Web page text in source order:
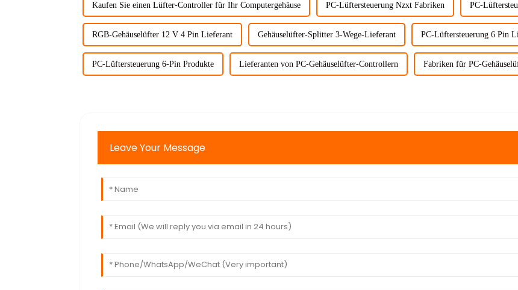
Kaufen Sie einen Lüfter-Controller für Ihr Computergehäuse PC-Lüftersteuerung Nzxt Fabriken PC-
RGB-Gehäuselüfter 12 V 4 Pin Lieferant Gehäuselüfter-Splitter 3-Wege-Lieferant PC-Lüftersteuerung 6 Pin
PC-Lüftersteuerung 6-Pin Produkte Lieferanten von PC-Gehäuselüfter-Controllern Fabriken für PC-
Leave Your Message